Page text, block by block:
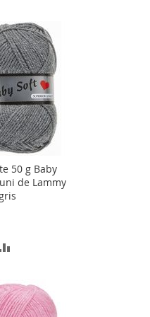
50 g Baby
de Lammy
COMPARATEUR